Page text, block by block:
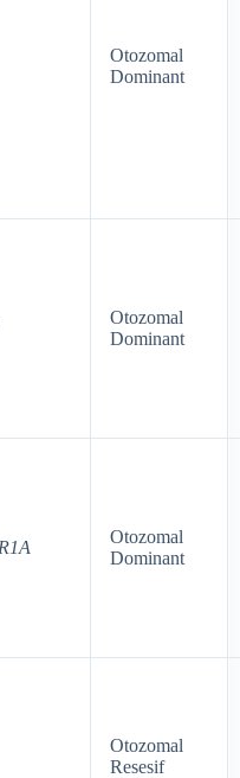
Otozomal
Dominant
Otozomal
Dominant
Otozomal
Dominant
Otozomal
Resesif